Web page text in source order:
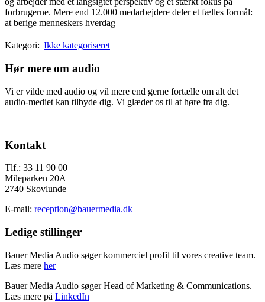
forbrugerne. Mere end 12.000 medarbejdere deler et fælles formål:
at berige menneskers hverdag
Kategori: Ikke kategoriseret
Hør mere om audio
Vi er vilde med audio og vil mere end gerne fortælle om alt det
audio-mediet kan tilbyde dig. Vi glæder os til at høre fra dig.
Footer
Kontakt
Tlf.: 33 11 90 00
Mileparken 20A
2740 Skovlunde
E-mail: reception@bauermedia.dk
Ledige stillinger
Bauer Media Audio søger kommerciel profil til vores creative team.
Læs mere her
Bauer Media Audio søger Head of Marketing & Communications.
Læs mere på LinkedIn